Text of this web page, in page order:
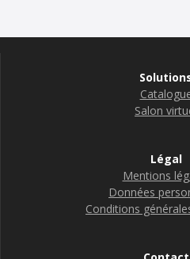
Salon
Légal
Mentions
Données
Conditions